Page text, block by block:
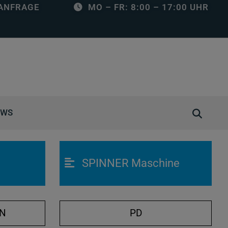
MO – FR: 8:00 – 17:00 UHR
c
ö
f
SPINNER Maschine
PD